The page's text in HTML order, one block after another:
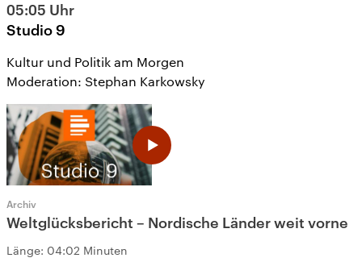
05:05 Uhr
Studio 9
Kultur und Politik am Morgen
Moderation: Stephan Karkowsky
Archiv
Weltglücksbericht – Nordische Länder weit vorne
Länge: 04:02 Minuten